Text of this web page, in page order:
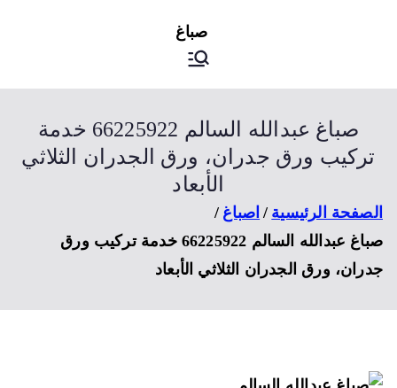
اصباغ
صباغ الكويت
صباغ عبدالله السالم 66225922 خدمة
ورق جدران، ورق الجدران الثلاثي
الأبعاد
الرئيسية
اصباغ
صباغ عبدالله السالم 66225922 خدمة تركيب ورق
ورق الجدران الثلاثي الأبعاد